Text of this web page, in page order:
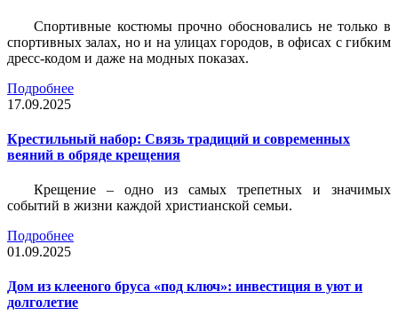
Спортивные костюмы прочно обосновались не только в
спортивных залах, но и на улицах городов, в офисах с гибким
дресс-кодом и даже на модных показах.
Подробнее
17.09.2025
Крестильный набор: Связь традиций и современных
веяний в обряде крещения
Крещение – одно из самых трепетных и значимых
событий в жизни каждой христианской семьи.
Подробнее
01.09.2025
Дом из клееного бруса «под ключ»: инвестиция в уют и
долголетие